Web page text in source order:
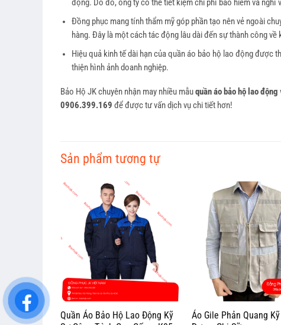
động. Do đó, ông ty có thể tiết kiệm chi phí bảo hiểm và nghỉ
Đồng phục mang tính thẩm mỹ góp phần tạo nên vẻ ngoài
hàng. Đây là một cách tác động lâu dài đến sự thành công về
Hiệu quả kinh tế dài hạn của quần áo bảo hộ lao động được
thiện hình ảnh doanh nghiệp.
Bảo Hộ JK chuyên nhận may nhiều mẫuquần áo bảo hộ lao động
0906.399.169 để được tư vấn dịch vụ chi tiết hơn!
Sản phẩm tương tự
Quần Áo Bảo Hộ Lao Động Kỹ
Áo Gile Phản Quang
Động Kỹ